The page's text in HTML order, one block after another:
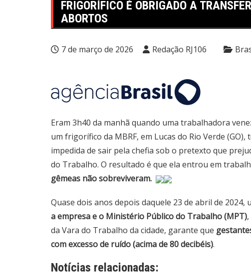
FRIGORÍFICO É OBRIGADO A
ABORTOS
7 de março de 2026 Redação RJ106
Eram 3h40 da manhã quando uma trabalhadora
um frigorífico da MBRF, em Lucas do Rio Verde
impedida de sair pela chefia sob o pretexto que
do Trabalho. O resultado é que ela entrou em
gêmeas não sobreviveram.
Quase dois anos depois daquele 23 de abril de 2024,
a empresa e o Ministério Público do Trabalho (MPT)
da Vara do Trabalho da cidade, garante que
com excesso de ruído (acima de 80 decibéis).
Notícias relacionadas: